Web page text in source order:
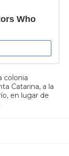
colonia
Catarina, a la
en lugar de